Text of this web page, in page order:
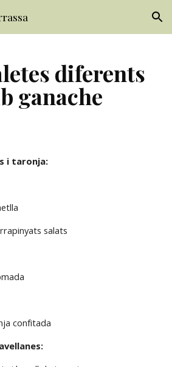
Skip to navigation
diferents
ganache
i taronja:
salats
confitada